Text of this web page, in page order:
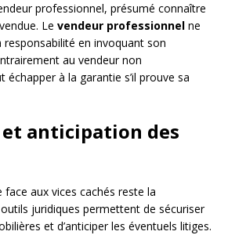
professionnel, présumé connaître
Le vendeur professionnel ne
responsabilité en invoquant son
au vendeur non
échapper à la garantie s’il prouve sa
anticipation des
aux vices cachés reste la
juridiques permettent de sécuriser
et d’anticiper les éventuels litiges.